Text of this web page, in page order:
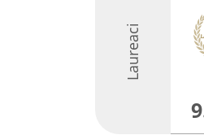
Laureaci